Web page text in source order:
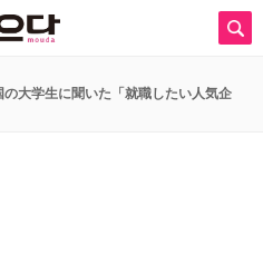
大学生に聞いた「就職したい人気企